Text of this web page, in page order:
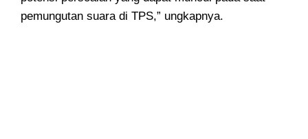
pemungutan suara di TPS,” ungkapnya.